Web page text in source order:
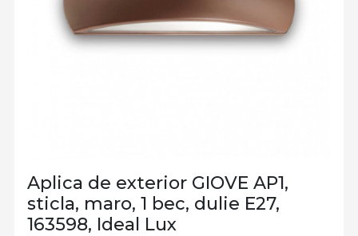
Aplica de exterior GIOVE AP1,
sticla, maro, 1 bec, dulie E27,
163598, Ideal Lux